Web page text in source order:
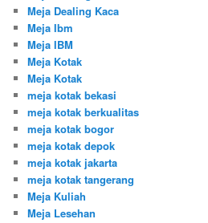
Meja Dealing Kaca
Meja Ibm
Meja IBM
Meja Kotak
Meja Kotak
meja kotak bekasi
meja kotak berkualitas
meja kotak bogor
meja kotak depok
meja kotak jakarta
meja kotak tangerang
Meja Kuliah
Meja Lesehan